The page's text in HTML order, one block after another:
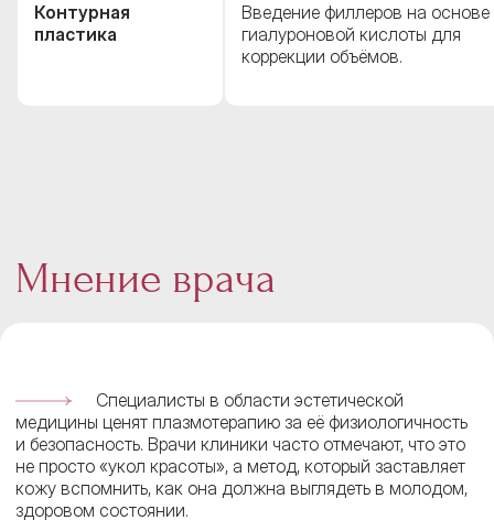
Контурная
пластика
Введение филлеров на основе
гиалуроновой кислоты для
коррекции объёмов.
Мнение врача
Специалисты в области эстетической
медицины ценят плазмотерапию за её физиологичность
и безопасность. Врачи клиники часто отмечают, что это
не просто «укол красоты», а метод, который заставляет
кожу вспомнить, как она должна выглядеть в молодом,
здоровом состоянии.